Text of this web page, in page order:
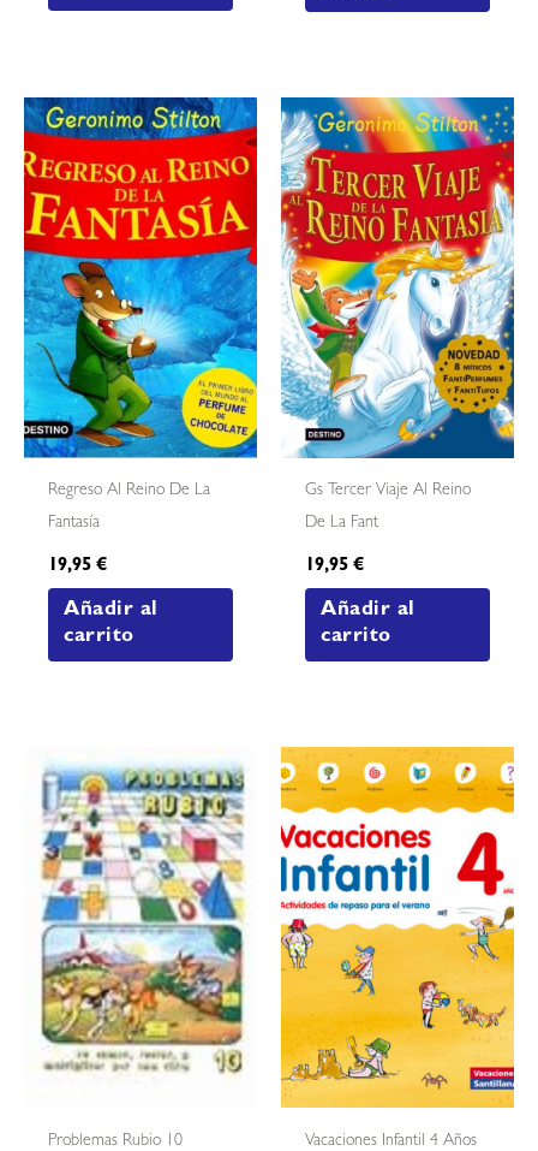
Regreso Al Reino De La
Fantasía
19,95€
Añadir al
carrito
Gs Tercer Viaje Al Reino
De La Fant
19,95€
Añadir al
carrito
Problemas Rubio 10 Vacaciones Infantil 4 Años